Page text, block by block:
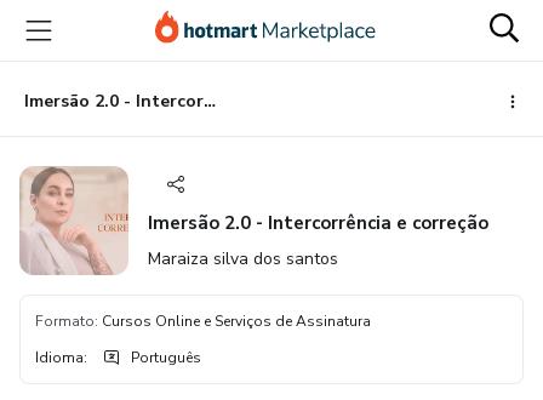
para
conteúdo
principal
para
pagamento
para
rodapé
Imersão 2.0 - Intercorrência e correção
Imersão 2.0 - Intercorrência e correção
Maraiza silva dos santos
Formato: Cursos Online e Serviços de Assinatura
Idioma: Português